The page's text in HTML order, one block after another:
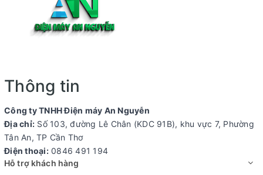
Thông tin
Công ty TNHH Điện máy An Nguyễn
Địa chỉ: Số 103, đường Lê Chân (KDC 91B), khu vực 7, Phường
Tân An, TP Cần Thơ
Điện thoại:0846 491 194
Hỗ trợ khách hàng